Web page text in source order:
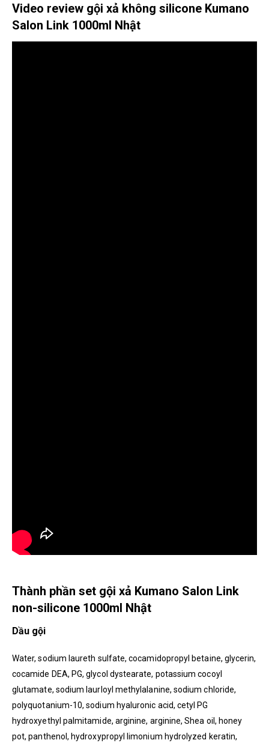
Video review gội xả không silicone Kumano
Salon Link 1000ml Nhật
Thành phần set gội xả Kumano Salon Link
non-silicone 1000ml Nhật
Dầu gội
Water, sodium laureth sulfate, cocamidopropyl betaine, glycerin,
cocamide DEA, PG, glycol dystearate, potassium cocoyl
glutamate, sodium laurloyl methylalanine, sodium chloride,
polyquotanium-10, sodium hyaluronic acid, cetyl PG
hydroxyethyl palmitamide, arginine, arginine, Shea oil, honey
pot, panthenol, hydroxypropyl limonium hydrolyzed keratin,